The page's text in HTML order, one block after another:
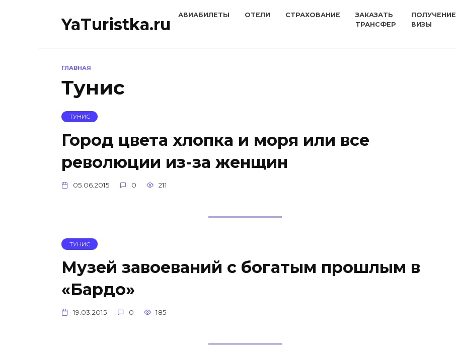
YaTuristka.ru АВИАБИЛЕТЫ ОТЕЛИ СТРАХОВАНИЕ
ЗАКАЗАТЬ
ТРАНСФЕР
ПОЛУЧЕНИЕ
ВИЗЫ
ГЛАВНАЯ
Тунис
ТУНИС
Город цвета хлопка и моря или все
революции из-за женщин
05.06.2015 0 211
ТУНИС
Музей завоеваний с богатым прошлым в
«Бардо»
19.03.2015 0 185